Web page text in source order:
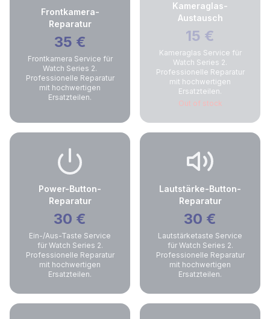
Frontkamera-
Reparatur
35 €
Frontkamera Service für
Watch Series 2.
Professionelle Reparatur
mit hochwertigen
Ersatzteilen.
Kameraglas-
Austausch
15 €
Kameraglas Service für
Watch Series 2.
Professionelle Reparatur
mit hochwertigen
Ersatzteilen.
Out of stock
Power-Button-
Reparatur
30 €
Ein-/Aus-Taste Service
für Watch Series 2.
Professionelle Reparatur
mit hochwertigen
Ersatzteilen.
Lautstärke-Button-
Reparatur
30 €
Lautstärketaste Service
für Watch Series 2.
Professionelle Reparatur
mit hochwertigen
Ersatzteilen.